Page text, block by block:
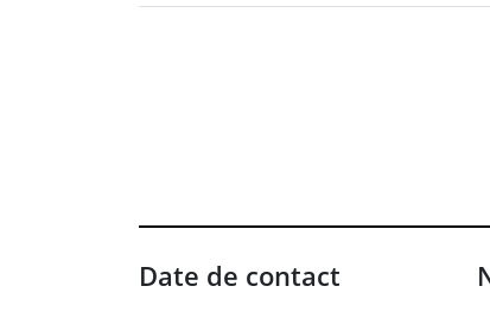
Date de contact